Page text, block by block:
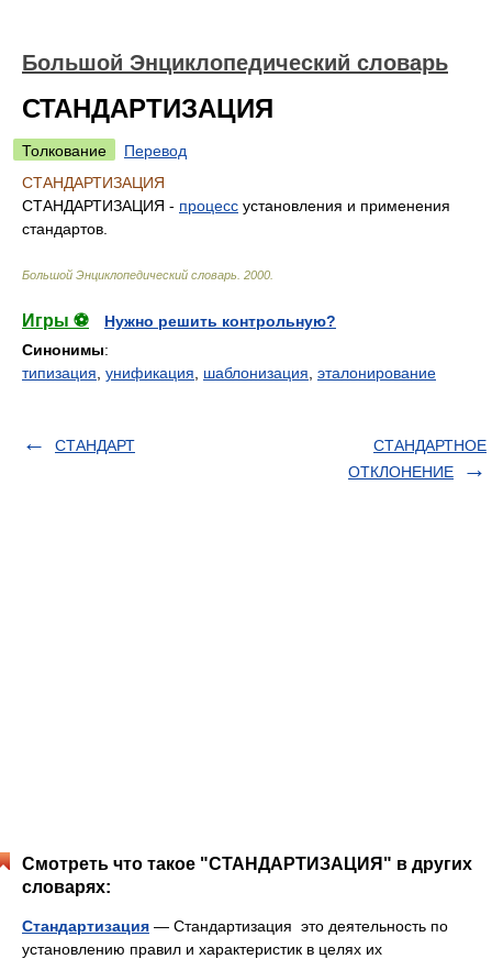
Большой Энциклопедический словарь
СТАНДАРТИЗАЦИЯ
Толкование
Перевод
СТАНДАРТИЗАЦИЯ
СТАНДАРТИЗАЦИЯ - процесс установления и применения
стандартов.
Большой Энциклопедический словарь 2000
Игры ⚽
Нужно решить контрольную?
Синонимы:
типизация унификация шаблонизация эталонирование
СТАНДАРТ
СТАНДАРТНОЕ
ОТКЛОНЕНИЕ
Смотреть что такое "СТАНДАРТИЗАЦИЯ" в других
словарях:
Стандартизация — Стандартизация это деятельность по
установлению правил и характеристик в целях их